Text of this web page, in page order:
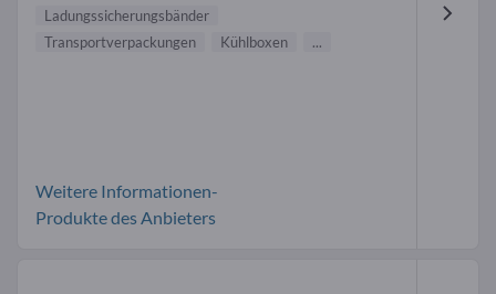
Ladungssicherungsbänder
Transportverpackungen
Kühlboxen ...
Weitere Informationen-
Produkte des Anbieters